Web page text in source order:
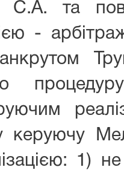
С.А. та
-
керуючу
1)